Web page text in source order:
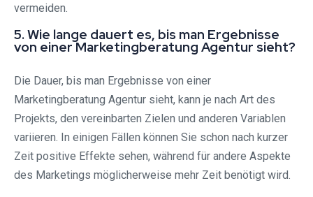
vermeiden.
5. Wie lange dauert es, bis man Ergebnisse
von einer Marketingberatung Agentur sieht?
Die Dauer, bis man Ergebnisse von einer
Marketingberatung Agentur sieht, kann je nach Art des
Projekts, den vereinbarten Zielen und anderen Variablen
variieren. In einigen Fällen können Sie schon nach kurzer
Zeit positive Effekte sehen, während für andere Aspekte
des Marketings möglicherweise mehr Zeit benötigt wird.